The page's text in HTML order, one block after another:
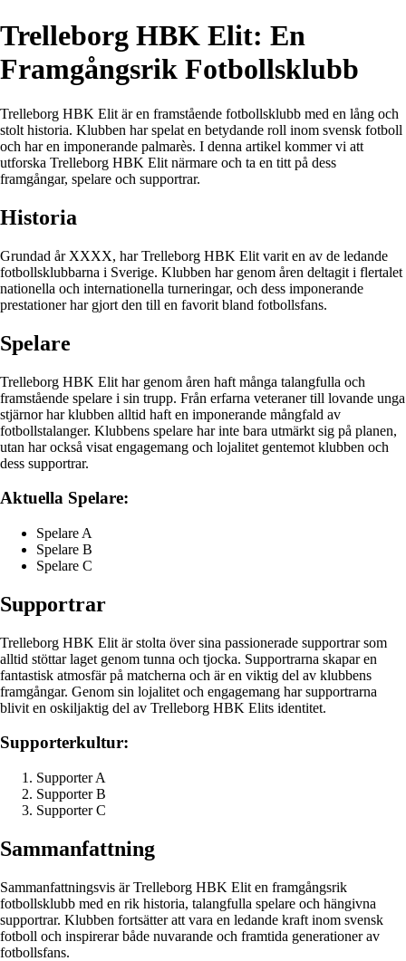
Trelleborg HBK Elit: En
Framgångsrik Fotbollsklubb
Trelleborg HBK Elit är en framstående fotbollsklubb med en lång och
stolt historia. Klubben har spelat en betydande roll inom svensk fotboll
och har en imponerande palmarès. I denna artikel kommer vi att
utforska Trelleborg HBK Elit närmare och ta en titt på dess
framgångar, spelare och supportrar.
Historia
Grundad år XXXX, har Trelleborg HBK Elit varit en av de ledande
fotbollsklubbarna i Sverige. Klubben har genom åren deltagit i flertalet
nationella och internationella turneringar, och dess imponerande
prestationer har gjort den till en favorit bland fotbollsfans.
Spelare
Trelleborg HBK Elit har genom åren haft många talangfulla och
framstående spelare i sin trupp. Från erfarna veteraner till lovande unga
stjärnor har klubben alltid haft en imponerande mångfald av
fotbollstalanger. Klubbens spelare har inte bara utmärkt sig på planen,
utan har också visat engagemang och lojalitet gentemot klubben och
dess supportrar.
Aktuella Spelare:
Spelare A
Spelare B
Spelare C
Supportrar
Trelleborg HBK Elit är stolta över sina passionerade supportrar som
alltid stöttar laget genom tunna och tjocka. Supportrarna skapar en
fantastisk atmosfär på matcherna och är en viktig del av klubbens
framgångar. Genom sin lojalitet och engagemang har supportrarna
blivit en oskiljaktig del av Trelleborg HBK Elits identitet.
Supporterkultur:
Supporter A
Supporter B
Supporter C
Sammanfattning
Sammanfattningsvis är Trelleborg HBK Elit en framgångsrik
fotbollsklubb med en rik historia, talangfulla spelare och hängivna
supportrar. Klubben fortsätter att vara en ledande kraft inom svensk
fotboll och inspirerar både nuvarande och framtida generationer av
fotbollsfans.